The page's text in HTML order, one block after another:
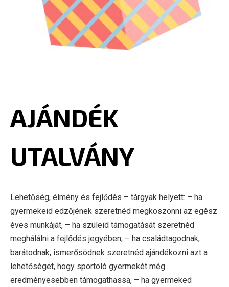
AJÁNDÉK
UTALVÁNY
Lehetőség, élmény és fejlődés – tárgyak helyett: – ha
gyermekeid edzőjének szeretnéd megköszönni az egész
éves munkáját, – ha szüleid támogatását szeretnéd
meghálálni a fejlődés jegyében, – ha családtagodnak,
barátodnak, ismerősödnek szeretnéd ajándékozni azt a
lehetőséget, hogy sportoló gyermekét még
eredményesebben támogathassa, – ha gyermeked